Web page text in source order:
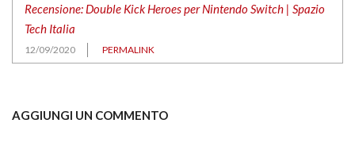
Recensione: Double Kick Heroes per Nintendo Switch | Spazio
Tech Italia
12/09/2020 PERMALINK
AGGIUNGI UN COMMENTO